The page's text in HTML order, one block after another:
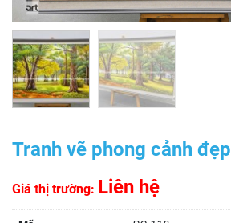
Tranh vẽ phong cảnh đẹp
Giá thị trường: Liên hệ